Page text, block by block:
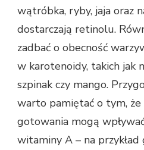
wątróbka, ryby, jaja oraz
dostarczają retinolu.
zadbać o obecność
w karotenoidy, takich jak
szpinak czy mango.
warto pamiętać o tym,
gotowania mogą
witaminy A – na